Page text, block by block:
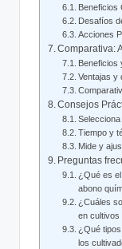
Beneficios
Desafíos
Acciones
Comparativa:
Beneficios
Ventajas y
Consejos
Tiempo y
Mide y
Preguntas
¿Qué es
abono
¿Cuáles
en cultivos
¿Qué
los